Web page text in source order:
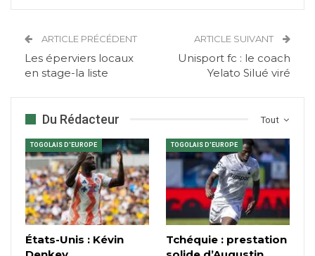
ARTICLE PRÉCÉDENT
Les éperviers locaux
en stage-la liste
ARTICLE SUIVANT
Unisport fc : le coach
Yelato Silué viré
Tout
Du Rédacteur
TOGOLAIS D'EUROPE
États-Unis : Kévin
TOGOLAIS D'EUROPE
Tchéquie : prestation